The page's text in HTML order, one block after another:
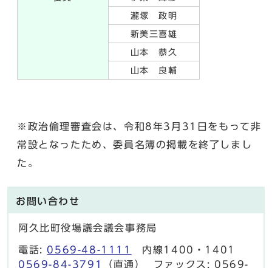
瀧塚 政明
新美三喜雄
山本 恭久
山本 良輔
※政治倫理審査会は、令和8年3月31日をもって非
常設となったため、委員名簿の掲載を終了しまし
た。
お問い合わせ
阿久比町役場議会議会事務局
電話: 0569-48-1111
内線1400・1401
0569-84-3791
（直通） ファックス: 0569-